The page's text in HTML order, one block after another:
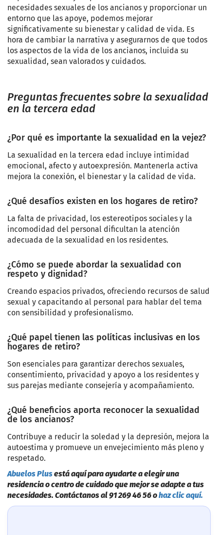
necesidades sexuales de los ancianos y proporcionar un
entorno que las apoye, podemos mejorar
significativamente su bienestar y calidad de vida. Es
hora de cambiar la narrativa y asegurarnos de que todos
los aspectos de la vida de los ancianos, incluida su
sexualidad, sean valorados y cuidados.
Preguntas frecuentes sobre la sexualidad
en la tercera edad
¿Por qué es importante la sexualidad en la vejez?
La sexualidad en la tercera edad incluye intimidad
emocional, afecto y autoexpresión. Mantenerla activa
mejora la conexión, el bienestar y la calidad de vida.
¿Qué desafíos existen en los hogares de retiro?
La falta de privacidad, los estereotipos sociales y la
incomodidad del personal dificultan la atención
adecuada de la sexualidad en los residentes.
¿Cómo se puede abordar la sexualidad con
respeto y dignidad?
Creando espacios privados, ofreciendo recursos de salud
sexual y capacitando al personal para hablar del tema
con sensibilidad y profesionalismo.
¿Qué papel tienen las políticas inclusivas en los
hogares de retiro?
Son esenciales para garantizar derechos sexuales,
consentimiento, privacidad y apoyo a los residentes y
sus parejas mediante consejería y acompañamiento.
¿Qué beneficios aporta reconocer la sexualidad
de los ancianos?
Contribuye a reducir la soledad y la depresión, mejora la
autoestima y promueve un envejecimiento más pleno y
respetado.
Abuelos Plusestá aquí para ayudarte a elegir una
residencia o centro de cuidado que mejor se adapte a tus
necesidades. Contáctanos al 91 269 46 56 ohaz clic aquí.